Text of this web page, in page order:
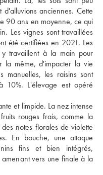
anciennes. Cette
90 ans en moyenne, ce qui
Les vignes sont travaillées
été certifiées en 2021. Les
travaillent à la main pour
la même, d'impacter la vie
manuelles, les raisins sont
10%. L'élevage est opéré
et limpide. La nez intense
rouges frais, comme la
notes florales de violette
En bouche, une attaque
fins et bien intégrés,
vers une finale à la